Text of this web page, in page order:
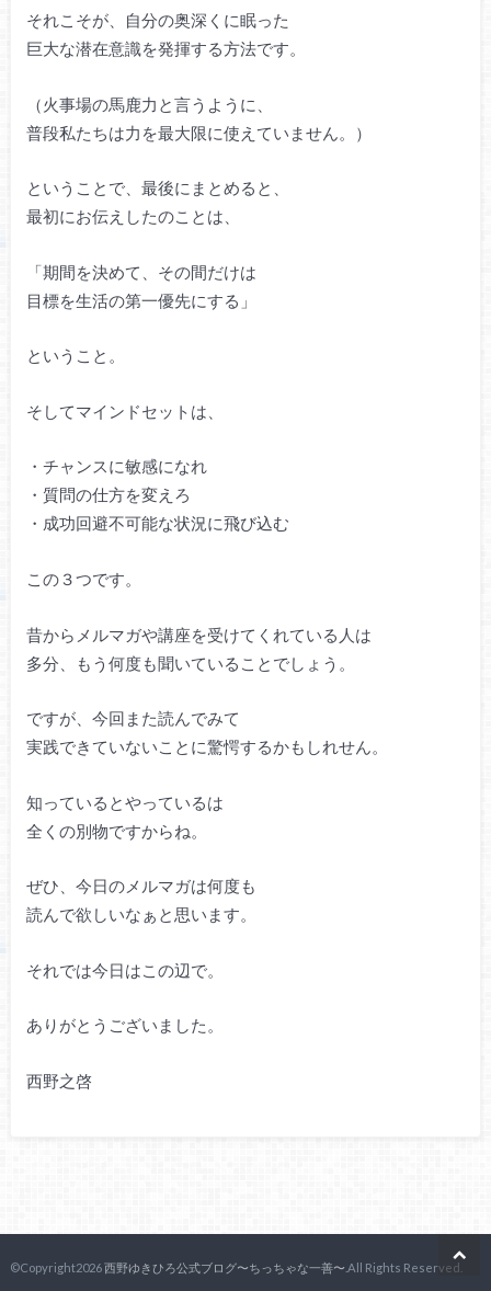
それこそが、自分の奥深くに眠った
巨大な潜在意識を発揮する方法です。
（火事場の馬鹿力と言うように、
普段私たちは力を最大限に使えていません。）
ということで、最後にまとめると、
最初にお伝えしたのことは、
「期間を決めて、その間だけは
目標を生活の第一優先にする」
ということ。
そしてマインドセットは、
・チャンスに敏感になれ
・質問の仕方を変えろ
・成功回避不可能な状況に飛び込む
この３つです。
昔からメルマガや講座を受けてくれている人は
多分、もう何度も聞いていることでしょう。
ですが、今回また読んでみて
実践できていないことに驚愕するかもしれせん。
知っているとやっているは
全くの別物ですからね。
ぜひ、今日のメルマガは何度も
読んで欲しいなぁと思います。
それでは今日はこの辺で。
ありがとうございました。
西野之啓
©Copyright2026西野ゆきひろ公式ブログ〜ちっちゃな一善〜 .All Rights Reserved.